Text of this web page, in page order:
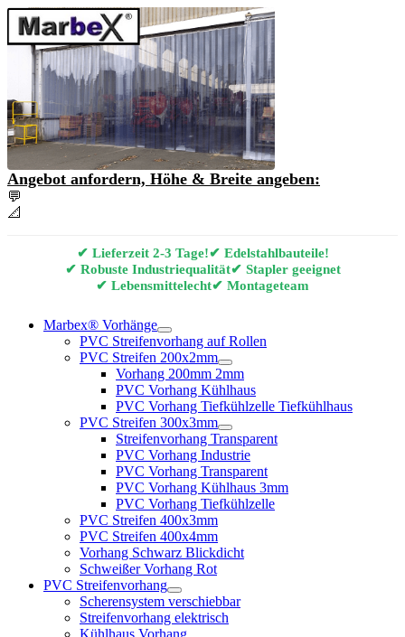
Angebot anfordern, Höhe & Breite angeben:
💬
📐
✔ Lieferzeit 2-3 Tage!✔ Edelstahlbauteile!
✔ Robuste Industriequalität✔ Stapler geeignet
✔ Lebensmittelecht✔ Montageteam
Marbex® Vorhänge
PVC Streifenvorhang auf Rollen
PVC Streifen 200x2mm
Vorhang 200mm 2mm
PVC Vorhang Kühlhaus
PVC Vorhang Tiefkühlzelle Tiefkühlhaus
PVC Streifen 300x3mm
Streifenvorhang Transparent
PVC Vorhang Industrie
PVC Vorhang Transparent
PVC Vorhang Kühlhaus 3mm
PVC Vorhang Tiefkühlzelle
PVC Streifen 400x3mm
PVC Streifen 400x4mm
Vorhang Schwarz Blickdicht
Schweißer Vorhang Rot
PVC Streifenvorhang
Scherensystem verschiebbar
Streifenvorhang elektrisch
Kühlhaus Vorhang